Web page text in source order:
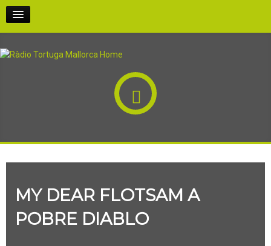
RÀDIO AL CARRER
EN DIRECTE!
MY DEAR FLOTSAM A
POBRE DIABLO